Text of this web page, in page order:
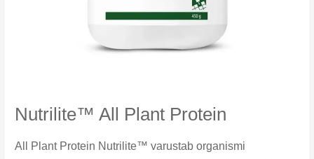
Nutrilite™ All Plant Protein
All Plant Protein Nutrilite™ varustab organismi